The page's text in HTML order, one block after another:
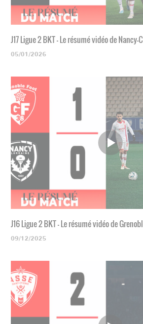
J17 Ligue 2 BKT - Le résumé vidéo de
05/01/2026
J16 Ligue 2 BKT - Le résumé vidéo de
09/12/2025